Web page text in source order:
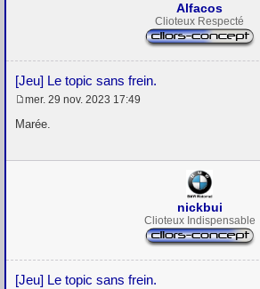
Alfacos
Clioteux Respecté
[Jeu] Le topic sans frein.
e
a
mer. 29 nov. 2023 17:49
Marée.
nickbui
Clioteux Indispensable
[Jeu] Le topic sans frein.